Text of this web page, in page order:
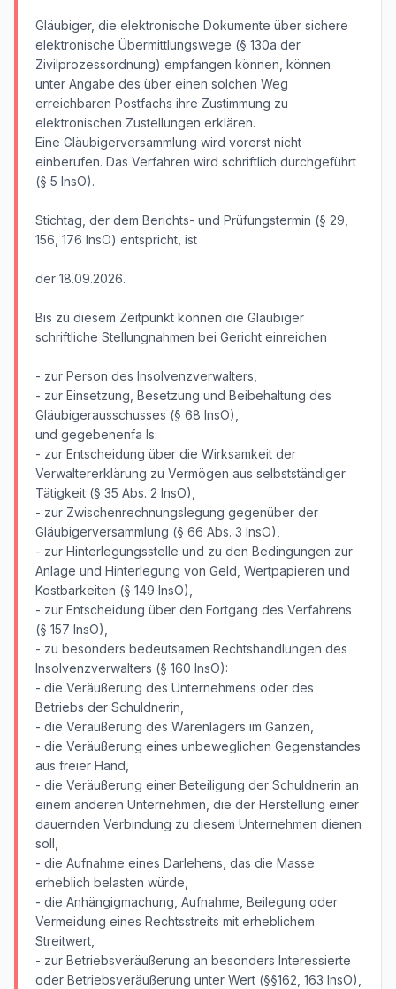
Gläubiger, die elektronische Dokumente über sichere
elektronische Übermittlungswege (§ 130a der
Zivilprozessordnung) empfangen können, können
unter Angabe des über einen solchen Weg
erreichbaren Postfachs ihre Zustimmung zu
elektronischen Zustellungen erklären.
Eine Gläubigerversammlung wird vorerst nicht
einberufen. Das Verfahren wird schriftlich durchgeführt
(§ 5 InsO).
Stichtag, der dem Berichts- und Prüfungstermin (§ 29,
156, 176 InsO) entspricht, ist
der 18.09.2026.
Bis zu diesem Zeitpunkt können die Gläubiger
schriftliche Stellungnahmen bei Gericht einreichen
- zur Person des Insolvenzverwalters,
- zur Einsetzung, Besetzung und Beibehaltung des
Gläubigerausschusses (§ 68 InsO),
und gegebenenfa ls:
- zur Entscheidung über die Wirksamkeit der
Verwaltererklärung zu Vermögen aus selbstständiger
Tätigkeit (§ 35 Abs. 2 InsO),
- zur Zwischenrechnungslegung gegenüber der
Gläubigerversammlung (§ 66 Abs. 3 InsO),
- zur Hinterlegungsstelle und zu den Bedingungen zur
Anlage und Hinterlegung von Geld, Wertpapieren und
Kostbarkeiten (§ 149 InsO),
- zur Entscheidung über den Fortgang des Verfahrens
(§ 157 InsO),
- zu besonders bedeutsamen Rechtshandlungen des
Insolvenzverwalters (§ 160 InsO):
- die Veräußerung des Unternehmens oder des
Betriebs der Schuldnerin,
- die Veräußerung des Warenlagers im Ganzen,
- die Veräußerung eines unbeweglichen Gegenstandes
aus freier Hand,
- die Veräußerung einer Beteiligung der Schuldnerin an
einem anderen Unternehmen, die der Herstellung einer
dauernden Verbindung zu diesem Unternehmen dienen
soll,
- die Aufnahme eines Darlehens, das die Masse
erheblich belasten würde,
- die Anhängigmachung, Aufnahme, Beilegung oder
Vermeidung eines Rechtsstreits mit erheblichem
Streitwert,
- zur Betriebsveräußerung an besonders Interessierte
oder Betriebsveräußerung unter Wert (§§162, 163 InsO),